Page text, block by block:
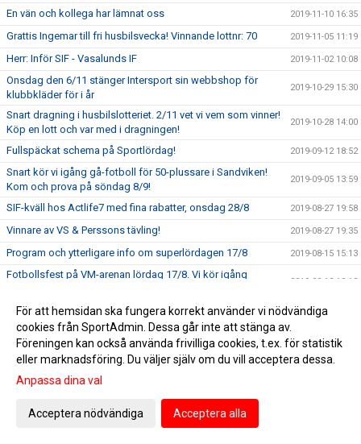
En vän och kollega har lämnat oss 2019-11-10 16:35
Grattis Ingemar till fri husbilsvecka! Vinnande lottnr: 70 2019-11-05 11:19
Herr: Inför SIF - Vasalunds IF 2019-11-02 10:08
Onsdag den 6/11 stänger Intersport sin webbshop för
klubbkläder för i år
2019-10-29 15:30
Snart dragning i husbilslotteriet. 2/11 vet vi vem som vinner!
Köp en lott och var med i dragningen!
2019-10-28 14:00
Fullspäckat schema på Sportlördag! 2019-09-12 18:52
Snart kör vi igång gå-fotboll för 50-plussare i Sandviken!
Kom och prova på söndag 8/9!
2019-09-05 13:59
SIF-kväll hos Actlife7 med fina rabatter, onsdag 28/8 2019-08-27 19:58
Vinnare av VS & Perssons tävling! 2019-08-27 19:35
Program och ytterligare info om superlördagen 17/8 2019-08-15 15:13
Fotbollsfest på VM-arenan lördag 17/8. Vi kör igång
2019-08-12 18:13
Dam: SIF - Gefle IF lördag 10/8 kl 13.00 2019-08-06 09:35
Herr: SIF förstärker med ung mittfältare 2019-07-24 11:59
Framsteget: Vykort från fotbollsskola på den spanska
2019-07-15 09:43
Filmen från Manchester United Soccer School med
Santander Consumer Bank i Sandviken
För att hemsidan ska fungera korrekt använder vi nödvändiga
cookies från SportAdmin. Dessa går inte att stänga av.
Föreningen kan också använda frivilliga cookies, t.ex. för statistik
eller marknadsföring. Du väljer själv om du vill acceptera dessa.
Anpassa dina val
Acceptera nödvändiga Acceptera alla